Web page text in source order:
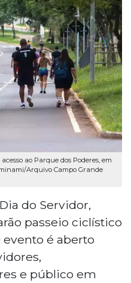
ao Parque dos Poderes, em
Arquivo Campo Grande
do Servidor,
passeio ciclístico
é aberto
e público em